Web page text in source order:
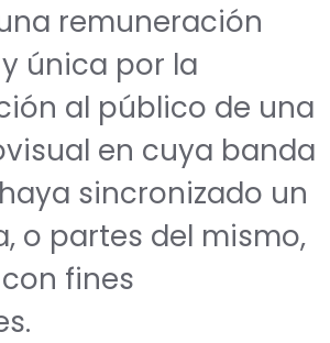
remuneración
única por la
al público de una
en cuya banda
sincronizado un
o partes del mismo,
fines